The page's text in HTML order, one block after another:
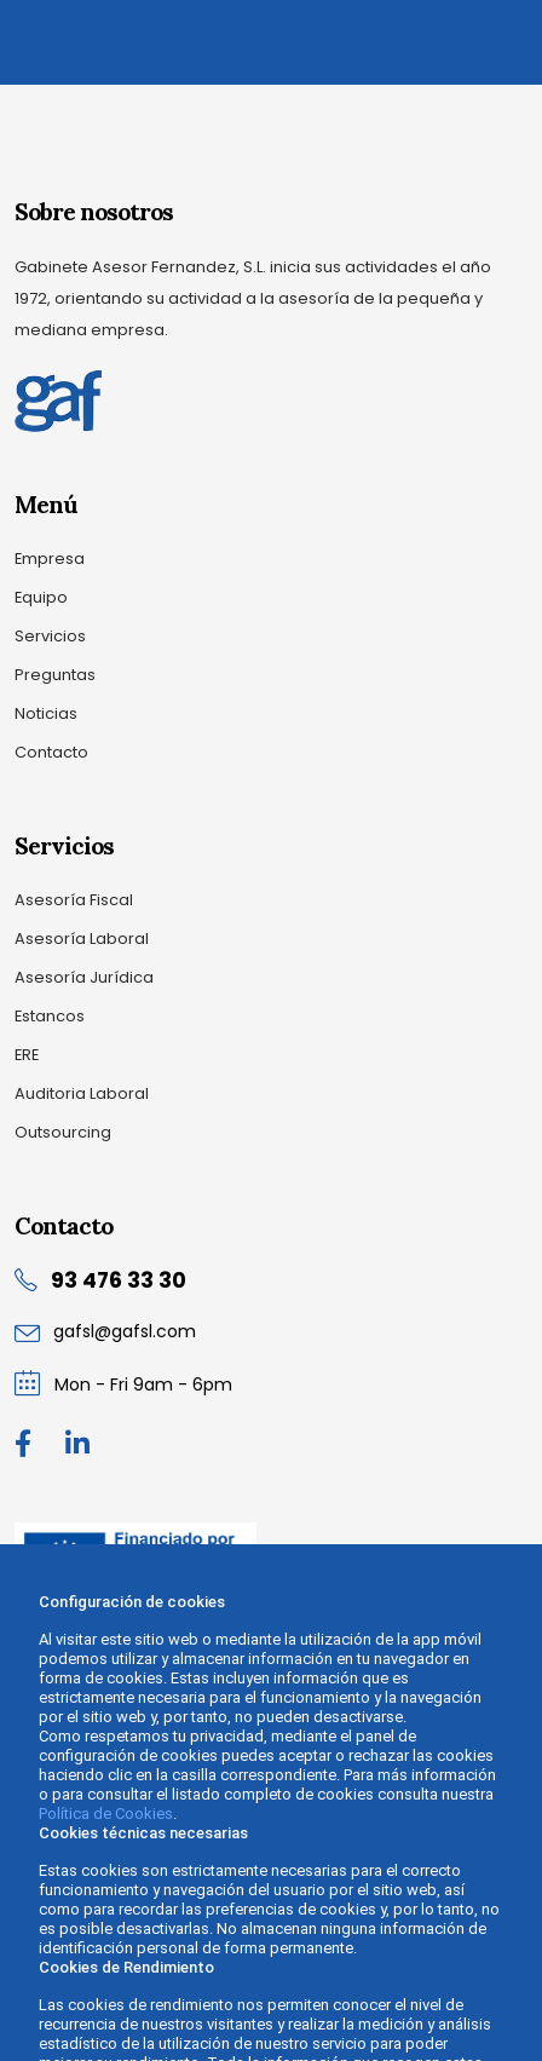
Sobre nosotros
Gabinete Asesor Fernandez, S.L. inicia sus actividades el año
1972, orientando su actividad a la asesoría de la pequeña y
mediana empresa.
Menú
Empresa
Equipo
Servicios
Preguntas
Noticias
Contacto
Servicios
Asesoría Fiscal
Asesoría Laboral
Asesoría Jurídica
Estancos
ERE
Auditoria Laboral
Outsourcing
Contacto
93 476 33 30
gafsl@gafsl.com
Mon - Fri 9am - 6pm
Configuración de cookies
Al visitar este sitio web o mediante la utilización de la app móvil
podemos utilizar y almacenar información en tu navegador en
forma de cookies. Estas incluyen información que es
estrictamente necesaria para el funcionamiento y la navegación
por el sitio web y, por tanto, no pueden desactivarse.
Como respetamos tu privacidad, mediante el panel de
configuración de cookies puedes aceptar o rechazar las cookies
haciendo clic en la casilla correspondiente. Para más información
o para consultar el listado completo de cookies consulta nuestra
Política de Cookies.
Cookies técnicas necesarias
Estas cookies son estrictamente necesarias para el correcto
funcionamiento y navegación del usuario por el sitio web, así
como para recordar las preferencias de cookies y, por lo tanto, no
es posible desactivarlas. No almacenan ninguna información de
identificación personal de forma permanente.
Cookies de Rendimiento
Las cookies de rendimiento nos permiten conocer el nivel de
recurrencia de nuestros visitantes y realizar la medición y análisis
estadístico de la utilización de nuestro servicio para poder